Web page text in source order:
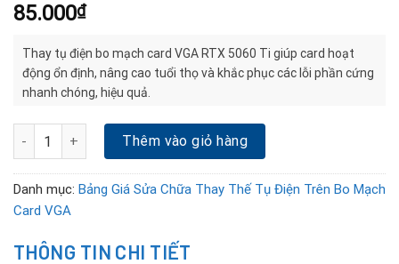
85.000₫
Thay tụ điện bo mạch card VGA RTX 5060 Ti giúp card hoạt
động ổn định, nâng cao tuổi thọ và khắc phục các lỗi phần cứng
nhanh chóng, hiệu quả.
Thay sửa chữa thay thế tụ điện bo mạch card Vga RTX 5060 Ti
Thêm vào giỏ hàng
Danh mục: Bảng Giá Sửa Chữa Thay Thế Tụ Điện Trên Bo Mạch
Card VGA
THÔNG TIN CHI TIẾT